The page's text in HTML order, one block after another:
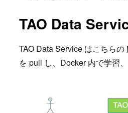
TAO Data
TAO Data Service はこちらの
を pull し、Docker 内で学習